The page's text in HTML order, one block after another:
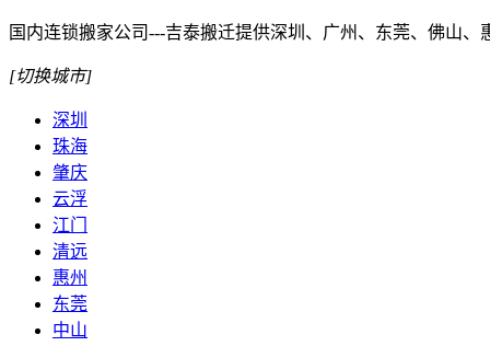
国内连锁搬家公司---吉泰搬迁提供深圳、广州、东莞、佛山
[切换城市]
深圳
珠海
肇庆
云浮
江门
清远
惠州
东莞
中山